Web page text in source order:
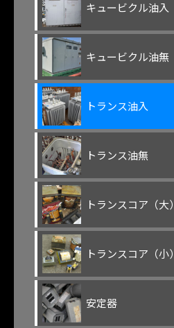
キュービクル油入
キュービクル油無
トランス油入
トランス油無
トランスコア（大）
トランスコア（小）
安定器